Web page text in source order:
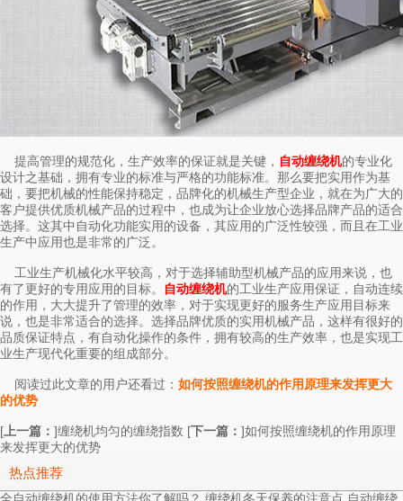
提高管理的规范化，生产效率的保证就是关键， 自动缠绕机的专业化
设计之基础，拥有专业的标准与严格的功能标准。那么要把实用作为基
础，要把机械的性能保持稳定，品牌化的机械生产型企业，就在为广大的
客户提供优质机械产品的过程中，也成为让企业放心选择品牌产品的适合
选择。这其中自动化功能实用的设备，其应用的广泛性较强，而且在工业
生产中应用也是非常的广泛。
工业生产机械化水平较高，对于选择辅助型机械产品的应用来说，也
有了更好的专用应用的目标。
自动缠绕机的工业生产应用保证，自动连续
的作用，大大提升了管理的效率，对于实现更好的服务生产应用目标来
说，也是非常适合的选择。选择品牌优质的实用机械产品，这样有很好的
品质保证特点，有自动化操作的条件，拥有较高的生产效率，也是实现工
业生产现代化重要的组成部分。
阅读过此文章的用户还看过： 如何按照缠绕机的作用原理来发挥更大
的优势
[ 上一篇： ]缠绕机均匀的缠绕指数 [下一篇： ]如何按照缠绕机的作用原理
来发挥更大的优势
热点推荐